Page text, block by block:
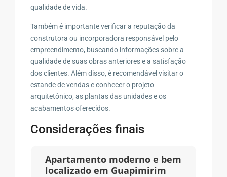
qualidade de vida.
Também é importante verificar a reputação da
construtora ou incorporadora responsável pelo
empreendimento, buscando informações sobre a
qualidade de suas obras anteriores e a satisfação
dos clientes. Além disso, é recomendável visitar o
estande de vendas e conhecer o projeto
arquitetônico, as plantas das unidades e os
acabamentos oferecidos.
Considerações finais
Apartamento moderno e bem
localizado em Guapimirim